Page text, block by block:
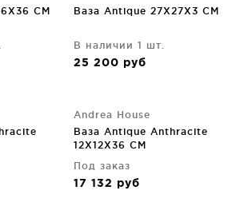
CM
Ваза Antique 27X27X3 CM
В наличии 1 шт.
25 200 руб
Andrea House
Ваза Antique Anthracite
12X12X36 CM
Под заказ
17 132 руб